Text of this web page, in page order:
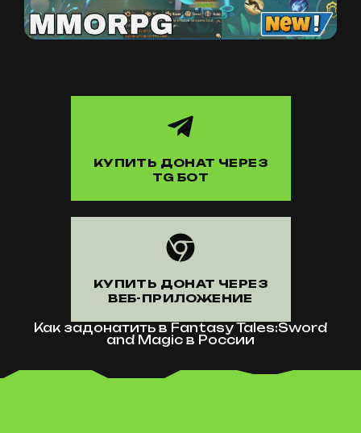
КУПИТЬ ДОНАТ ЧЕРЕЗ
TG БОТ
КУПИТЬ ДОНАТ ЧЕРЕЗ
ВЕБ-ПРИЛОЖЕНИЕ
Как задонатить в Fantasy Tales:Sword
and Magic в России